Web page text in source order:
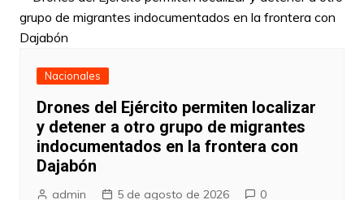
Nacionales
Drones del Ejército permiten localizar
y detener a otro grupo de migrantes
indocumentados en la frontera con
Dajabón
admin 5 de agosto de 2026 0